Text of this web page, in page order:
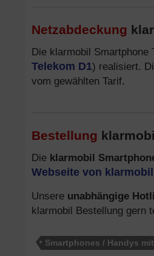
Netzabdeckung
Die klarmobil Smartphone
Telekom D1) realisiert.
vom gewählten Tarif.
Bestellung
Die klarmobil
Webseite von klarmobil
Unsere unabhängige
klarmobil Bestellung gern
Smartphones / Handys